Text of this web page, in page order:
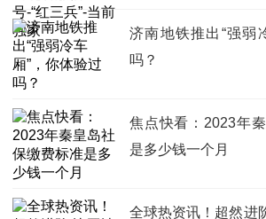
济南地铁推出“强弱
吗？
焦点快看：2023年
是多少钱一个月
全球热资讯！超然进